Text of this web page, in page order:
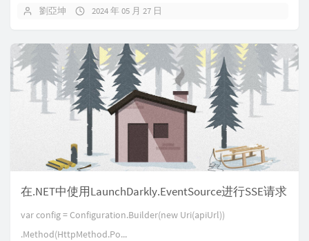
劉亞坤 2024 年 05 月 27 日
在.NET中使用LaunchDarkly.EventSource进行SSE请求
var config = Configuration.Builder(new Uri(apiUrl))
.Method(HttpMethod.Po...